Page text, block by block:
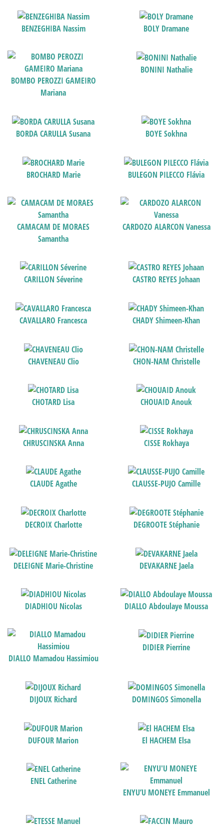
BENZEGHIBA Nassim BOLY Dramane
BOMBO PEROZZI GAMEIRO
Mariana
BONINI Nathalie
BORDA CARULLA Susana BOYE Sokhna
BROCHARD Marie BULEGON PILECCO Flávia
CAMACAM DE MORAES
Samantha
CARDOZO ALARCON Vanessa
CARILLON Séverine CASTRO REYES Johaan
CAVALLARO Francesca CHADY Shimeen-Khan
CHAVENEAU Clio CHON-NAM Christelle
CHOTARD Lisa CHOUAID Anouk
CHRUSCINSKA Anna CISSE Rokhaya
CLAUDE Agathe CLAUSSE-PUJO Camille
DECROIX Charlotte DEGROOTE Stéphanie
DELEIGNE Marie-Christine DEVAKARNE Jaela
DIADHIOU Nicolas DIALLO Abdoulaye Moussa
DIALLO Mamadou Hassimiou
DIDIER Pierrine
DIJOUX Richard DOMINGOS Simonella
DUFOUR Marion El HACHEM Elsa
ENEL Catherine
ENYU’U MONEYE Emmanuel